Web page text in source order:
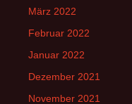
März 2022
Februar 2022
Januar 2022
Dezember 2021
November 2021